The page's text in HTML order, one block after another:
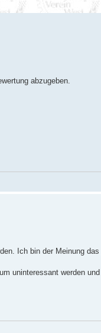
abzugeben.
Ich bin der Meinung
uninteressant werden